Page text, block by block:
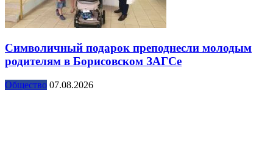
Символичный подарок преподнесли молодым
родителям в Борисовском ЗАГСе
Общество 07.08.2026